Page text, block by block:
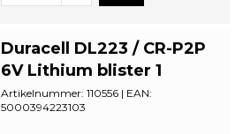
Duracell DL223 / CR-P2P
6V Lithium blister 1
Artikelnummer: 110556 | EAN:
5000394223103